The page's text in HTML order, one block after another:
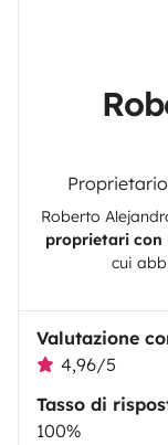
Roberto
proprietari con
cui
Valutazione
4,96/5
Tasso di
100%